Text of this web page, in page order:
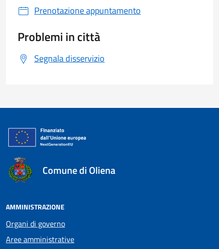
Prenotazione appuntamento
Problemi in città
Segnala disservizio
Comune di Oliena
AMMINISTRAZIONE
Organi di governo
Aree amministrative